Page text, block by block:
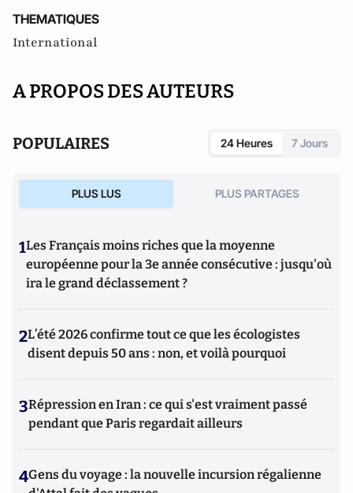
THEMATIQUES
International
A PROPOS DES AUTEURS
POPULAIRES 24 Heures 7 Jours
PLUS LUS PLUS PARTAGES
1Les Français moins riches que la moyenne
européenne pour la 3e année consécutive : jusqu'où
ira le grand déclassement ?
2L’été 2026 confirme tout ce que les écologistes
disent depuis 50 ans : non, et voilà pourquoi
3Répression en Iran : ce qui s'est vraiment passé
pendant que Paris regardait ailleurs
4Gens du voyage : la nouvelle incursion régalienne